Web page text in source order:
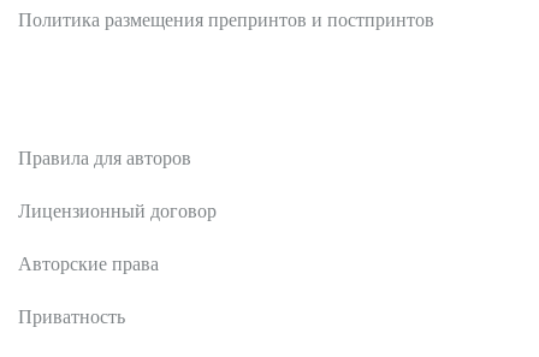
Политика размещения препринтов и постпринтов
Правила для авторов
Лицензионный договор
Авторские права
Приватность